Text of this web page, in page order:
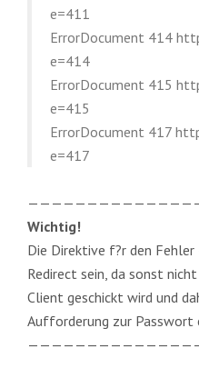
e=411
ErrorDocument 414
e=414
ErrorDocument 415
e=415
ErrorDocument 417
e=417
Wichtig!
Die Direktive f?r den
Redirect sein, da sonst
Client geschickt wird und
Aufforderung zur Passwort